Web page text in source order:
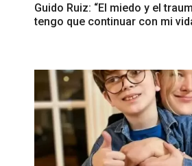
Guido Ruiz: “El miedo y el
tengo que continuar con mi